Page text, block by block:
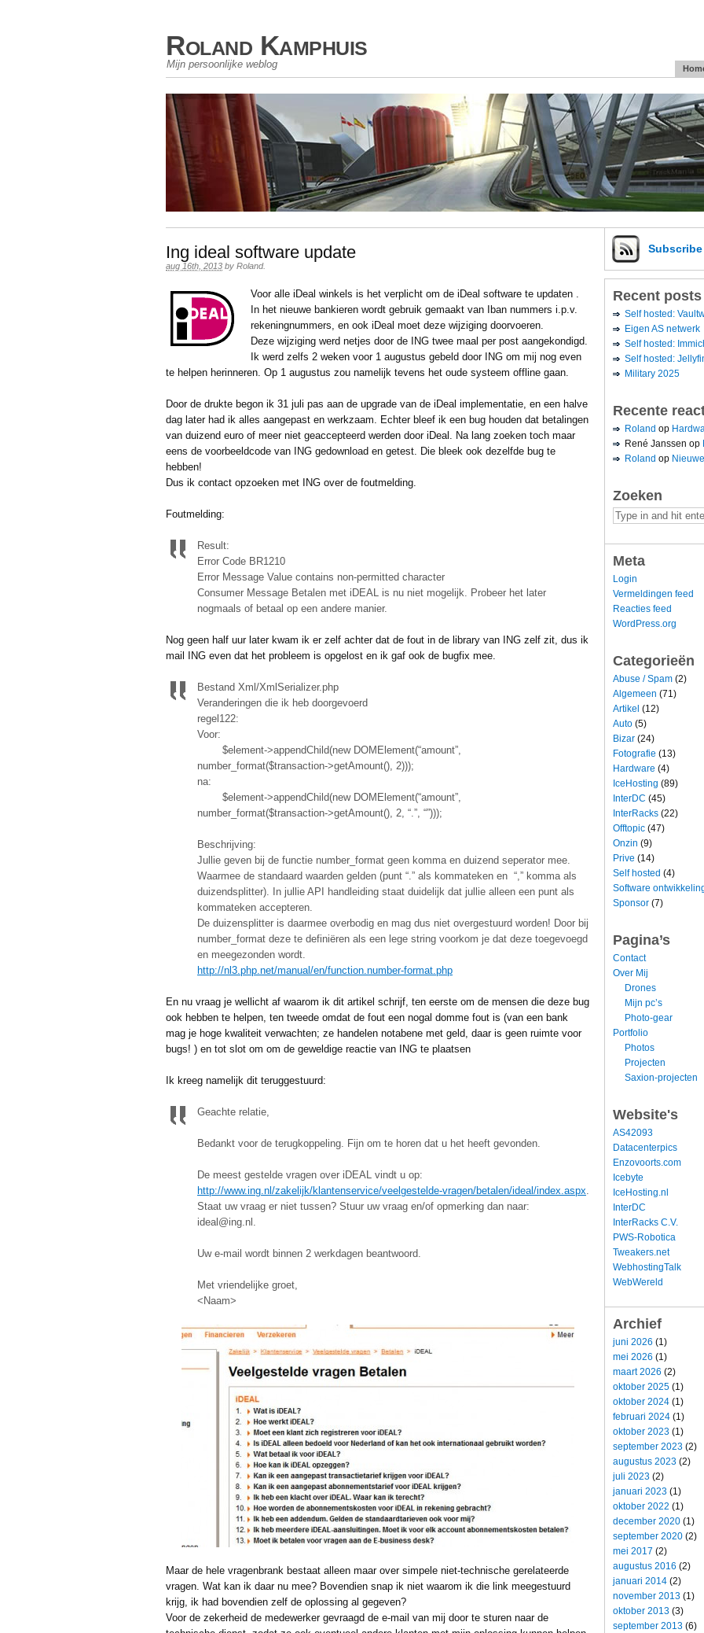
Roland Kamphuis
Mijn persoonlijke weblog
Ing ideal software update
aug 16th, 2013 by Roland.
Voor alle iDeal winkels is het verplicht om de iDeal software te updaten .
In het nieuwe bankieren wordt gebruik gemaakt van Iban nummers i.p.v.
rekeningnummers, en ook iDeal moet deze wijziging doorvoeren.
Deze wijziging werd netjes door de ING twee maal per post aangekondigd.
Ik werd zelfs 2 weken voor 1 augustus gebeld door ING om mij nog even
te helpen herinneren. Op 1 augustus zou namelijk tevens het oude systeem offline gaan.
Door de drukte begon ik 31 juli pas aan de upgrade van de iDeal implementatie, en een halve
dag later had ik alles aangepast en werkzaam. Echter bleef ik een bug houden dat betalingen
van duizend euro of meer niet geaccepteerd werden door iDeal. Na lang zoeken toch maar
eens de voorbeeldcode van ING gedownload en getest. Die bleek ook dezelfde bug te
hebben!
Dus ik contact opzoeken met ING over de foutmelding.
Foutmelding:
Result:
Error Code BR1210
Error Message Value contains non-permitted character
Consumer Message Betalen met iDEAL is nu niet mogelijk. Probeer het later
nogmaals of betaal op een andere manier.
Nog geen half uur later kwam ik er zelf achter dat de fout in de library van ING zelf zit, dus ik
mail ING even dat het probleem is opgelost en ik gaf ook de bugfix mee.
Bestand Xml/XmlSerializer.php
Veranderingen die ik heb doorgevoerd
regel122:
Voor:
$element->appendChild(new DOMElement(“amount”,
number_format($transaction->getAmount(), 2)));
na:
$element->appendChild(new DOMElement(“amount”,
number_format($transaction->getAmount(), 2, “.”, “”)));
Beschrijving:
Jullie geven bij de functie number_format geen komma en duizend seperator mee.
Waarmee de standaard waarden gelden (punt “.” als kommateken en “,” komma als
duizendsplitter). In jullie API handleiding staat duidelijk dat jullie alleen een punt als
kommateken accepteren.
De duizensplitter is daarmee overbodig en mag dus niet overgestuurd worden! Door bij
number_format deze te definiëren als een lege string voorkom je dat deze toegevoegd
en meegezonden wordt.
http://nl3.php.net/manual/en/function.number-format.php
En nu vraag je wellicht af waarom ik dit artikel schrijf, ten eerste om de mensen die deze bug
ook hebben te helpen, ten tweede omdat de fout een nogal domme fout is (van een bank
mag je hoge kwaliteit verwachten; ze handelen notabene met geld, daar is geen ruimte voor
bugs! ) en tot slot om om de geweldige reactie van ING te plaatsen
Ik kreeg namelijk dit teruggestuurd:
Geachte relatie,
Bedankt voor de terugkoppeling. Fijn om te horen dat u het heeft gevonden.
De meest gestelde vragen over iDEAL vindt u op:
http://www.ing.nl/zakelijk/klantenservice/veelgestelde-vragen/betalen/ideal/index.aspx.
Staat uw vraag er niet tussen? Stuur uw vraag en/of opmerking dan naar:
ideal@ing.nl.
Uw e-mail wordt binnen 2 werkdagen beantwoord.
Met vriendelijke groet,
<Naam>
Maar de hele vragenbrank bestaat alleen maar over simpele niet-technische gerelateerde
vragen. Wat kan ik daar nu mee? Bovendien snap ik niet waarom ik die link meegestuurd
krijg, ik had bovendien zelf de oplossing al gegeven?
Voor de zekerheid de medewerker gevraagd de e-mail van mij door te sturen naar de
Subscribe
Recent posts
Self hosted:
Eigen AS netwerk
Self hosted:
Self hosted:
Military 2025
Recente
Roland op
René Janssen op
Roland op
Zoeken
Meta
Login
Vermeldingen feed
Reacties feed
WordPress.org
Categorieën
Abuse / Spam (2)
Algemeen (71)
Artikel (12)
Auto (5)
Bizar (24)
Fotografie (13)
Hardware (4)
IceHosting (89)
InterDC (45)
InterRacks (22)
Offtopic (47)
Onzin (9)
Prive (14)
Self hosted (4)
Software
Sponsor (7)
Pagina’s
Contact
Over Mij
Drones
Mijn pc’s
Photo-gear
Portfolio
Photos
Projecten
Saxion-projecten
Website's
AS42093
Datacenterpics
Enzovoorts.com
Icebyte
IceHosting.nl
InterDC
InterRacks C.V.
PWS-Robotica
Tweakers.net
WebhostingTalk
WebWereld
Archief
juni 2026 (1)
mei 2026 (1)
maart 2026 (2)
oktober 2025 (1)
oktober 2024 (1)
februari 2024 (1)
oktober 2023 (1)
september 2023 (2)
augustus 2023 (2)
juli 2023 (2)
januari 2023 (1)
oktober 2022 (1)
december 2020 (1)
september 2020 (2)
mei 2017 (2)
augustus 2016 (2)
januari 2014 (2)
november 2013 (1)
oktober 2013 (3)
september 2013 (6)